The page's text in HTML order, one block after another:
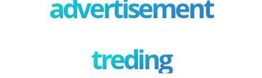
advertisement
treding